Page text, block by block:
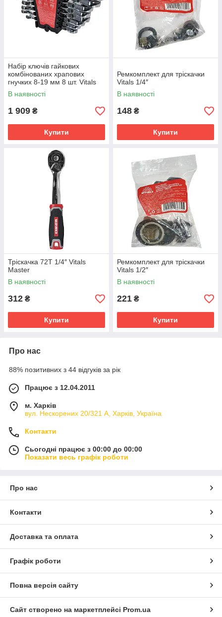
Набір ключів гайкових
комбінованих храпових
гнучких 8-19 мм 8 шт. Vitals
Master
В наявності
1 909 ₴
Купити
Ремкомплект для тріскачки
Vitals 1/4″
В наявності
148 ₴
Купити
Тріскачка 72T 1/4″ Vitals
Master
В наявності
312 ₴
Купити
Ремкомплект для тріскачки
Vitals 1/2″
В наявності
221 ₴
Купити
Про нас
88% позитивних з 44 відгуків за рік
Працює з 12.04.2011
м. Харків
вул. Нескорених 20/321 А, Харків, Україна
Контакти
Сьогодні працює з 00:00 до 00:00
Показати весь графік роботи
Про нас
Контакти
Доставка та оплата
Графік роботи
Повна версія сайту
Сайт створено на маркетплейсі Prom.ua